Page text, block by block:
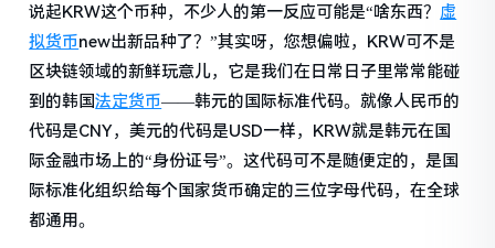
说起KRW这个币种，不少人的第一反应可能是“啥东西？ 虚
拟货币new出新品种了？”其实呀，您想偏啦，KRW可不是
区块链领域的新鲜玩意儿，它是我们在日常日子里常常能碰
到的韩国法定货币——韩元的国际标准代码。就像人民币的
代码是CNY，美元的代码是USD一样，KRW就是韩元在国
际金融市场上的“身份证号”。这代码可不是随便定的，是国
际标准化组织给每个国家货币确定的三位字母代码，在全球
都通用。